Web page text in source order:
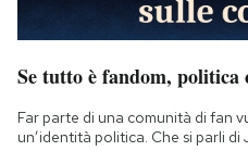
Se tutto è fandom, politica
Far parte di una comunità di fan
un’identità politica. Che si parli di